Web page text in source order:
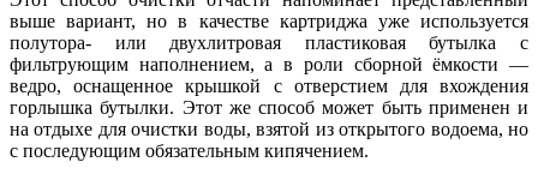
выше вариант, но в качестве картриджа уже используется
полутора- или двухлитровая пластиковая бутылка с
фильтрующим наполнением, а в роли сборной ёмкости —
ведро, оснащенное крышкой с отверстием для вхождения
горлышка бутылки. Этот же способ может быть применен и
на отдыхе для очистки воды, взятой из открытого водоема, но
с последующим обязательным кипячением.